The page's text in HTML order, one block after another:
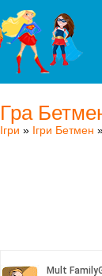
Гра
Ігри » Ігри Бетмен